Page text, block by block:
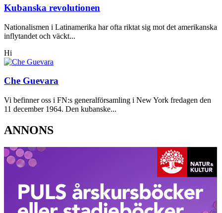
Kubanska revolutionen
Nationalismen i Latinamerika har ofta riktat sig mot det amerikanska
inflytandet och väckt...
Hi
Che Guevara
Vi befinner oss i FN:s generalförsamling i New York fredagen den
11 december 1964. Den kubanske...
ANNONS